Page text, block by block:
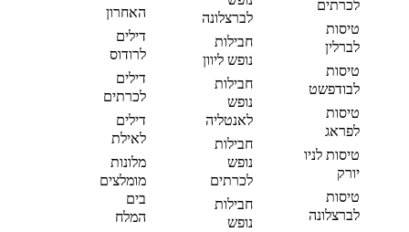
לכרתים
טיסות
לברלין
טיסות
לבודפשט
טיסות
לפראג
טיסות לניו
יורק
טיסות
לברצלונה
לברצלונה
חבילות
נופש ליוון
חבילות
נופש
לאנטליה
חבילות
נופש
לכרתים
חבילות
נופש
האחרון
דילים
לרודוס
דילים
לכרתים
דילים
לאילת
מלונות
מומלצים
בים
המלח